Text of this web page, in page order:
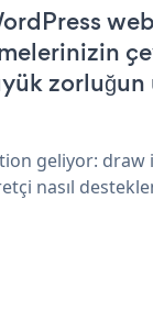
zorluğun
geliyor: draw
nasıl